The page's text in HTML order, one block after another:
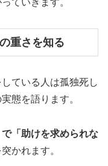
ていきます。
重さを知る
ている人は孤独死し
態を語ります。
で「助けを求められな
かれます。